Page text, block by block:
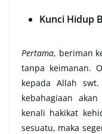
Kunci Hidup
Pertama, beriman
tanpa keimanan.
kepada Allah
kebahagiaan
kenali hakikat
sesuatu, maka